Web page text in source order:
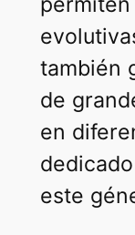
también
de
en
este